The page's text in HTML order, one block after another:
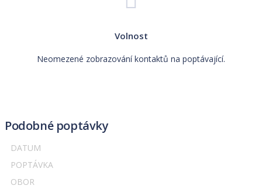
Volnost
Neomezené zobrazování kontaktů na poptávající.
Podobné poptávky
DATUM
POPTÁVKA
OBOR